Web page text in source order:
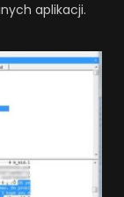
aplikacji.